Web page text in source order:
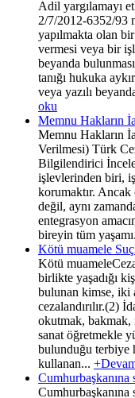
Adil yargılamayı
2/7/2012-6352/93
yapılmakta olan
vermesi veya bir
beyanda
tanığı hukuka
veya yazılı
oku
Memnu Hakların
Memnu Hakların
Verilmesi) Türk
Bilgilendirici
işlevlerinden biri,
korumaktır. Ancak
değil, aynı
entegrasyon
bireyin tüm
Kötü muamele
Kötü
birlikte yaşadığı
bulunan kimse, iki
cezalandırılır.(2)
okutmak, bakmak,
sanat öğretmekle
bulunduğu terbiye
kullanan...
Cumhurbaşkanına